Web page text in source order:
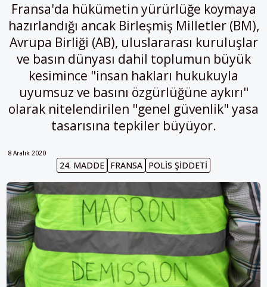
Fransa'da hükümetin yürürlüğe koymaya
hazırlandığı ancak Birleşmiş Milletler (BM),
Avrupa Birliği (AB), uluslararası kuruluşlar
ve basın dünyası dahil toplumun büyük
kesimince "insan hakları hukukuyla
uyumsuz ve basını özgürlüğüne aykırı"
olarak nitelendirilen "genel güvenlik" yasa
tasarısına tepkiler büyüyor.
8 Aralık 2020
24. MADDE FRANSA POLIS ŞIDDETI